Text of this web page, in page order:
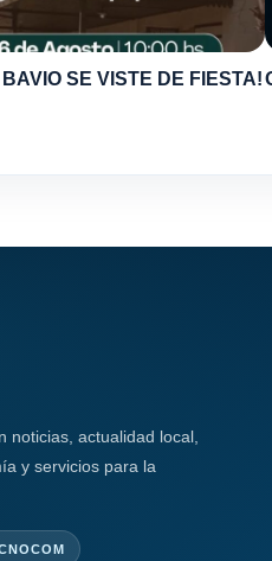
BAVIO SE VISTE DE FIESTA!
noticias, actualidad local,
y servicios para la